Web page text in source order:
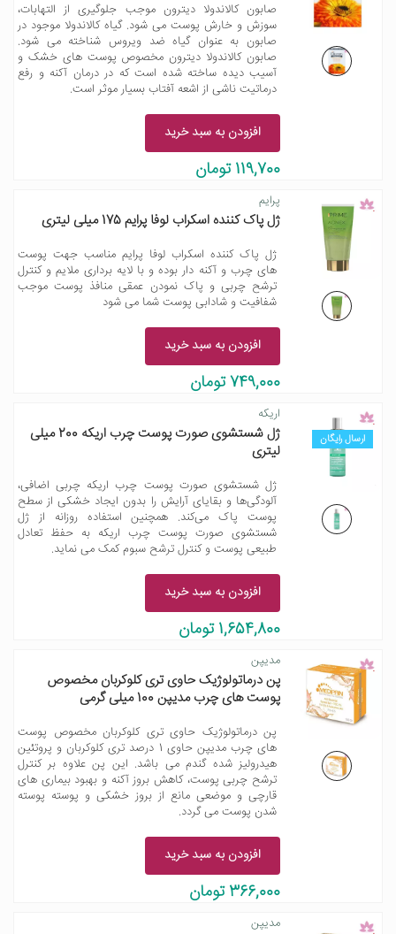
صابون کالاندولا دیترون موجب جلوگیری از التهابات،
سوزش و خارش پوست می شود. گیاه کالاندولا موجود در
صابون به عنوان گیاه ضد ویروس شناخته می شود.
صابون کالاندولا دیترون مخصوص پوست های خشک و
آسیب دیده ساخته شده است که در درمان آکنه و رفع
درماتیت ناشی از اشعه آفتاب بسیار موثر است.
افزودن به سبد خرید
119,700 تومان
پرایم
ژل پاک کننده اسکراب لوفا پرایم 175 میلی لیتری
ژل پاک کننده اسکراب لوفا پرایم مناسب جهت پوست
های چرب و آکنه دار بوده و با لایه برداری ملایم و کنترل
ترشح چربی و پاک نمودن عمقی منافذ پوست موجب
شفافیت و شادابی پوست شما می شود
افزودن به سبد خرید
749,000 تومان
ارسال رایگان
اریکه
ژل شستشوی صورت پوست چرب اریکه 200 میلی
لیتری
ژل شستشوی صورت پوست چرب اریکه چربی اضافی،
آلودگی‌ها و بقایای آرایش را بدون ایجاد خشکی از سطح
پوست پاک می‌کند. همچنین استفاده روزانه از ژل
شستشوی صورت پوست چرب اریکه به حفظ تعادل
طبیعی پوست و کنترل ترشح سبوم کمک می نماید.
افزودن به سبد خرید
1,654,800 تومان
مدیپن
پن درماتولوژیک حاوی تری کلوکربان مخصوص
پوست های چرب مدیپن 100 میلی گرمی
پن درماتولوژیک حاوی تری کلوکربان مخصوص پوست
های چرب مدیپن حاوی 1 درصد تری کلوکربان و پروتئین
هیدرولیز شده گندم می باشد. این پن علاوه بر کنترل
ترشح چربی پوست، کاهش بروز آکنه و بهبود بیماری های
قارچی و موضعی مانع از بروز خشکی و پوسته پوسته
شدن پوست می گردد.
افزودن به سبد خرید
366,000 تومان
مدیپن